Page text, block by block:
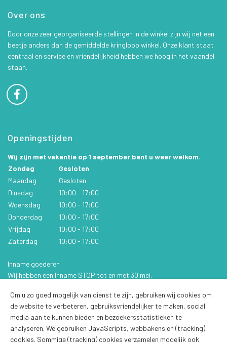
Om u zo goed mogelijk van dienst te zijn, gebruiken wij cookies om
de website te verbeteren, gebruiksvriendelijker te maken, social
media aan te kunnen bieden en bezoekersstatistieken te
analyseren. We gebruiken JavaScripts, webbakens en (tracking)
cookies. Sommige (tracking) cookies verzamelen mogelijk ook
Over ons
Door onze zeer georganiseerde stellingen in de winkel zijn wij net een
beetje anders dan de gemiddelde kringloop winkel. Onze klant staat
centraal en service en vriendelijkheid hebben we hoog in het vaandel
staan.
Openingstijden
Wij zijn met vakantie op 1 september bent u weer welkom.
Zondag
Gesloten
Maandag
Gesloten
Dinsdag
10:00 - 17:00
Woensdag
10:00 - 17:00
Donderdag
10:00 - 17:00
Vrijdag
10:00 - 17:00
Zaterdag
10:00 - 17:00
Inname goederen
Wij hebben een Inname STOP tot en met 30 mei.
Wij zijn met vakantie op 1
september bent u weer
welkom.